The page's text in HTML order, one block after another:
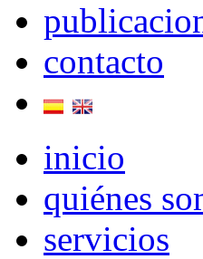
contacto
inicio
quiénes
servicios